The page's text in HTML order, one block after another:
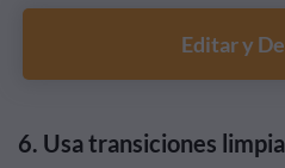
Editar y
6. Usa transiciones